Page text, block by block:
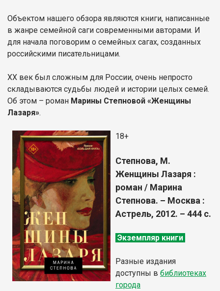
Объектом нашего обзора являются книги, написанные
в жанре семейной саги современными авторами. И
для начала поговорим о семейных сагах, созданных
российскими писательницами.
ХХ век был сложным для России, очень непросто
складываются судьбы людей и истории целых семей.
Об этом – роман Марины Степновой «Женщины
Лазаря».
18+
Степнова, М.
Женщины Лазаря :
роман / Марина
Степнова. – Москва :
Астрель, 2012. – 444 с.
Экземпляр книги
Разные издания
доступны в библиотеках
города